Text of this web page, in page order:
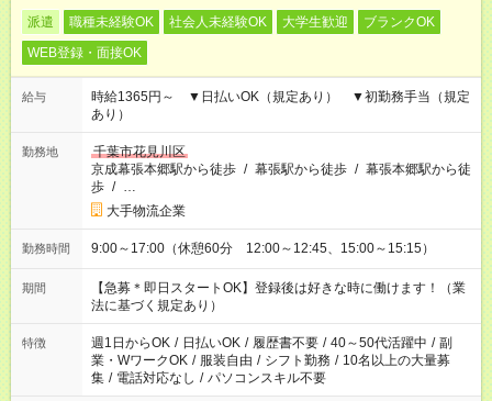
派遣 職種未経験OK 社会人未経験OK 大学生歓迎
ブランクOK
WEB登録・面接OK
給与
時給1365円～ ▼日払いOK（規定あり） ▼初勤務手当（規定
あり）
勤務地
千葉市花見川区
京成幕張本郷駅から徒歩 / 幕張駅から徒歩 / 幕張本郷駅から徒
歩 / …
大手物流企業
勤務時間 9:00～17:00（休憩60分 12:00～12:45、15:00～15:15）
期間
【急募＊即日スタートOK】登録後は好きな時に働けます！（業
法に基づく規定あり）
特徴 週1日からOK / 日払いOK / 履歴書不要 / 40～50代活躍中 / 副
業・WワークOK / 服装自由 / シフト勤務 / 10名以上の大量募
集 / 電話対応なし / パソコンスキル不要